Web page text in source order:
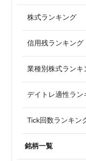
株式ランキング
信用残ランキング
業種別株式ランキ
デイトレ適性ラン
Tick回数ランキン
銘柄一覧